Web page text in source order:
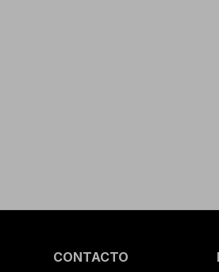
CONTACTO